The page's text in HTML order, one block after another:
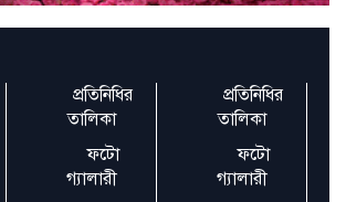
বিনিয়োগ, নীতি সহজ কর
কোনো সভ্য দেশে কূটনৈতিক স্থাপনায় এ ধরনের
হামলা হতে পারে না
প্রতিনিধির
তালিকা
ফটো
গ্যালারী
প্রতিনিধির
তালিকা
ফটো
গ্যালারী